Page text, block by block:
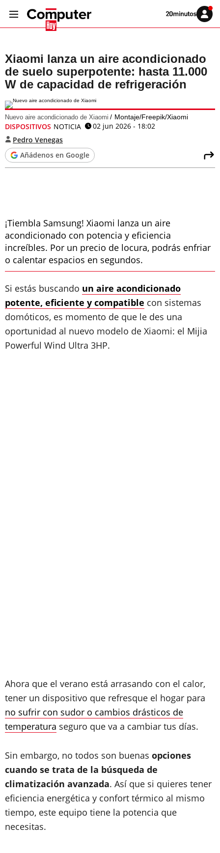
Volver
Iniciar
sesión
Xiaomi lanza un aire acondicionado
de suelo superpotente: hasta 11.000
W de capacidad de refrigeración
Nuevo aire acondicionado de Xiaomi Montaje/Freepik/Xiaomi
DISPOSITIVOS NOTICIA
02 jun 2026 - 18:02
Pedro Venegas
Añádenos en Google
¡Tiembla Samsung! Xiaomi lanza un aire
acondicionado con potencia y eficiencia
increíbles. Por un precio de locura, podrás enfriar
o calentar espacios en segundos.
Si estás buscando un aire acondicionado
potente, eficiente y compatible con sistemas
domóticos, es momento de que le des una
oportunidad al nuevo modelo de Xiaomi: el Mijia
Powerful Wind Ultra 3HP.
Ahora que el verano está arrasando con el calor,
tener un dispositivo que refresque el hogar para
no sufrir con sudor o cambios drásticos de
temperatura seguro que va a cambiar tus días.
Sin embargo, no todos son buenas opciones
cuando se trata de la búsqueda de
climatización avanzada. Así que si quieres tener
eficiencia energética y confort térmico al mismo
tiempo, este equipo tiene la potencia que
necesitas.